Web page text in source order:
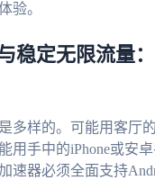
验。
稳定无限流量
多样的。可能用客厅
用手中的iPhone或安
速器必须全面支持